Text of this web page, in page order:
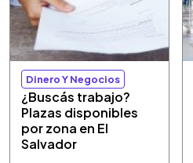
Dinero Y Negocios
¿Buscás trabajo?
Plazas disponibles
por zona en El
Salvador